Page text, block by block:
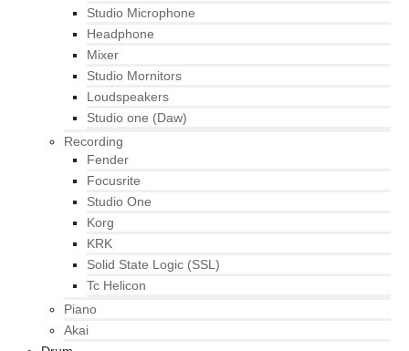
Studio Microphone
Headphone
Mixer
Studio Mornitors
Loudspeakers
Studio one (Daw)
Recording
Fender
Focusrite
Studio One
Korg
KRK
Solid State Logic (SSL)
Tc Helicon
Piano
Akai